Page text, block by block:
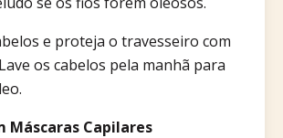
e proteja o travesseiro com
os cabelos pela manhã para
Máscaras Capilares